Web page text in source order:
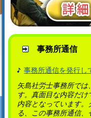
事務所通信
事務所通信を発行し
矢島社労士事務所で
す。真面目な内容だ
内容となっています
る、この事務所通信、